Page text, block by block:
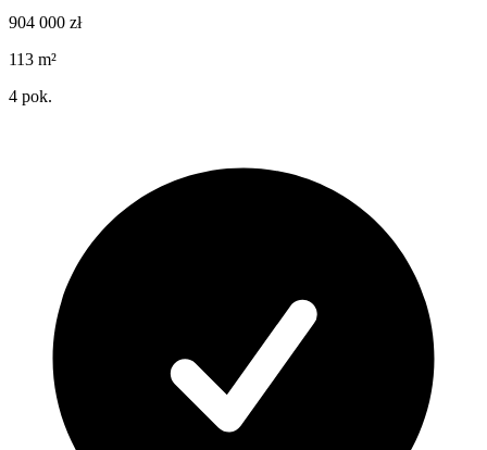
904 000 zł
113 m²
4 pok.